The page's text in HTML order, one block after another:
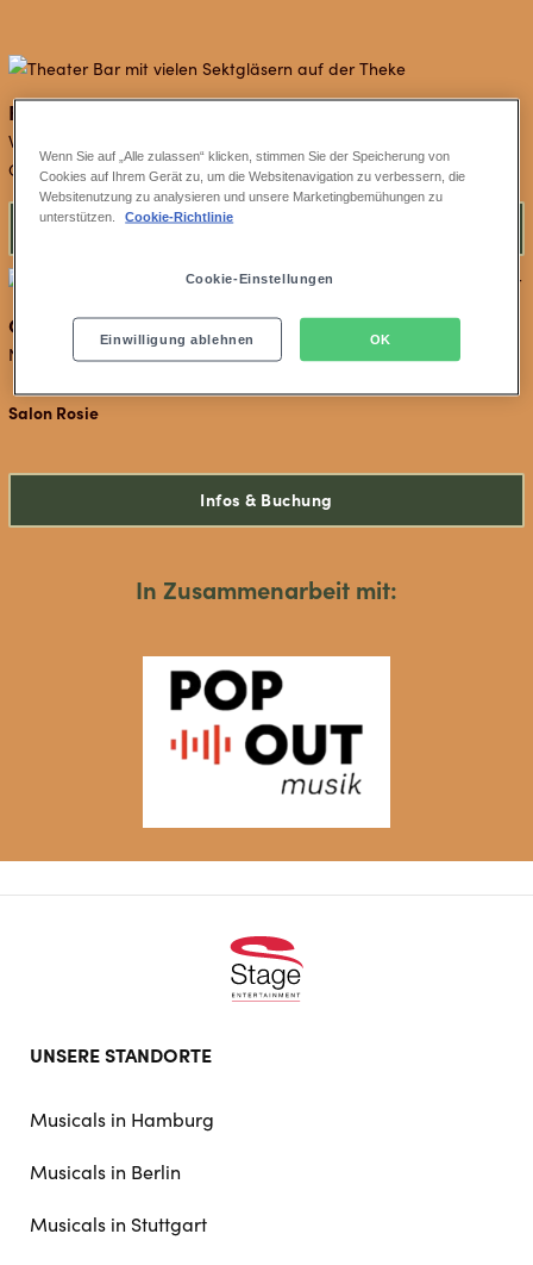
Für Ihren Besuch an der Theaterbar
Wählen Sie zwischen einer Vielzahl von Getränken und Snacks vor
Ort!
Mehr erfahren
Getränkepakete im Theater des Westens
Nur kombinierbar mit Tickets für die Shows
Salon Rosie
Infos & Buchung
In Zusammenarbeit mit:
UNSERE STANDORTE
Musicals in Hamburg
Musicals in Berlin
Musicals in Stuttgart
Wenn Sie auf „Alle zulassen“ klicken, stimmen Sie der Speicherung von
Cookies auf Ihrem Gerät zu, um die Websitenavigation zu verbessern, die
Websitenutzung zu analysieren und unsere Marketingbemühungen zu
unterstützen.
Cookie-Richtlinie
Cookie-Einstellungen
Einwilligung ablehnen OK